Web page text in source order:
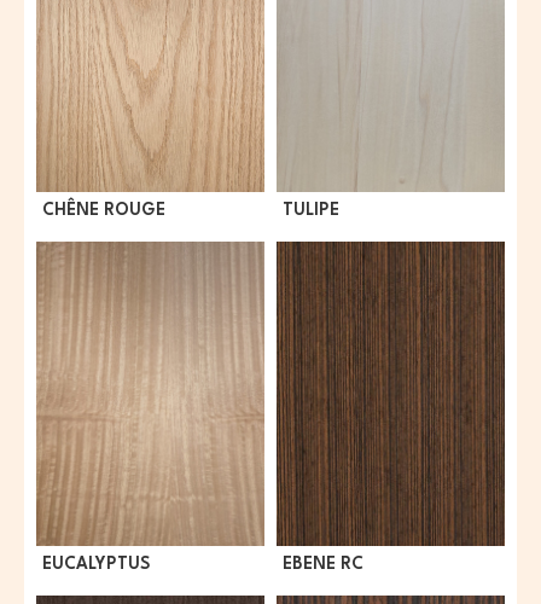
CHÊNE ROUGE TULIPE
EUCALYPTUS EBENE RC